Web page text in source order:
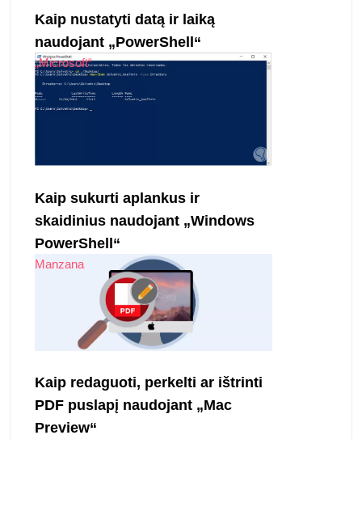
Kaip nustatyti datą ir laiką
naudojant „PowerShell“
„Microsoft“
Kaip sukurti aplankus ir
skaidinius naudojant „Windows
PowerShell“
Manzana
Kaip redaguoti, perkelti ar ištrinti
PDF puslapį naudojant „Mac
Preview“